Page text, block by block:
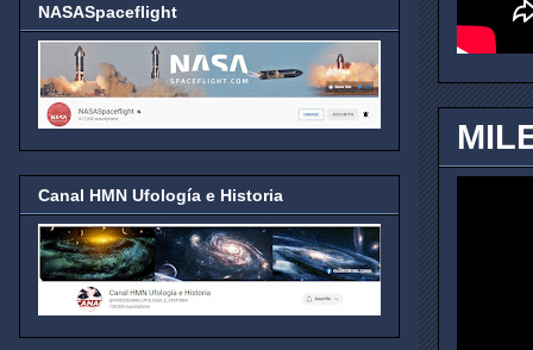
NASASpaceflight
Canal HMN Ufología e Historia